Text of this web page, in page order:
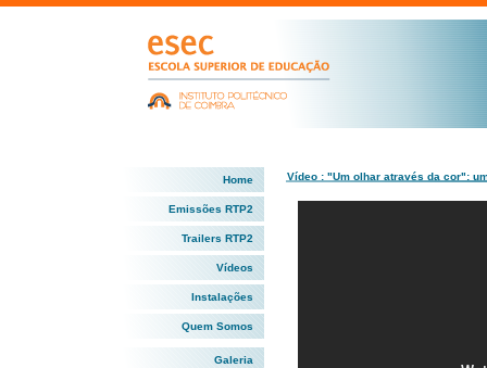
Home
Emissões RTP2
Trailers RTP2
Vídeos
Instalações
Quem Somos
Galeria
Vídeo : "Um olhar através da cor":